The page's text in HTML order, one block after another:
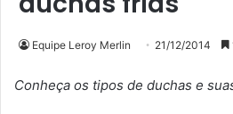
Equipe Leroy Merlin 21/12/2014
Conheça os tipos de duchas e